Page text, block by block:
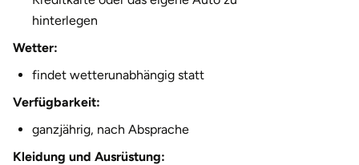
hinterlegen
Wetter:
findet wetterunabhängig statt
Verfügbarkeit:
ganzjährig, nach Absprache
Kleidung und Ausrüstung:
Ingolstadt
Jerichower Land